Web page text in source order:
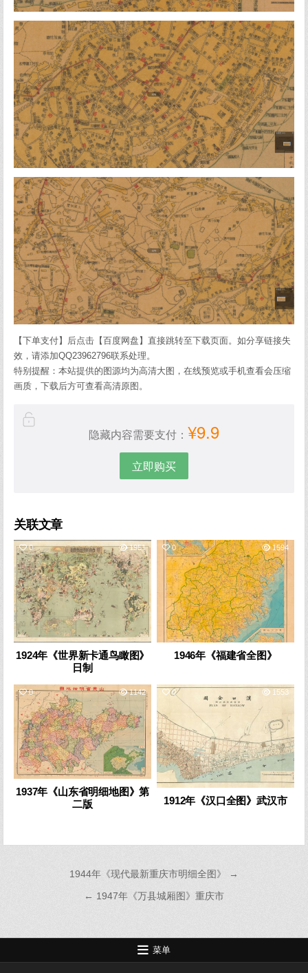
【下单支付】后点击【百度网盘】直接跳转至下载页面。如分享链接失
效，请添加QQ23962796联系处理。
特别提醒：本站提供的图源均为高清大图，在线预览或手机查看会压缩
画质，下载后方可查看高清原图。
隐藏内容需要支付： ¥9.9
立即购买
关联文章
0 1951
1924年《世界新卡通鸟瞰图》
日制
0 1594
1946年《福建省全图》
0 1142
1937年《山东省明细地图》第
二版
0 1553
1912年《汉口全图》武汉市
航
1944年《现代最新重庆市明细全图》 →
← 1947年《万县城厢图》重庆市
菜单